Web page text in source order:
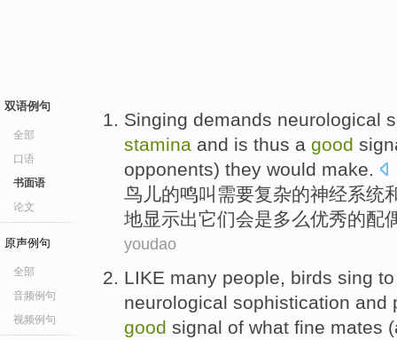
双语例句
全部
口语
书面语
论文
原声例句
全部
音频例句
视频例句
Singing demands neurological
stamina and is thus a good
opponents) they would make.
鸟儿的鸣叫需要复杂的神经系统
地显示出它们会是多么优秀的配
youdao
LIKE many people, birds sing to
neurological sophistication and
good signal of what fine mates